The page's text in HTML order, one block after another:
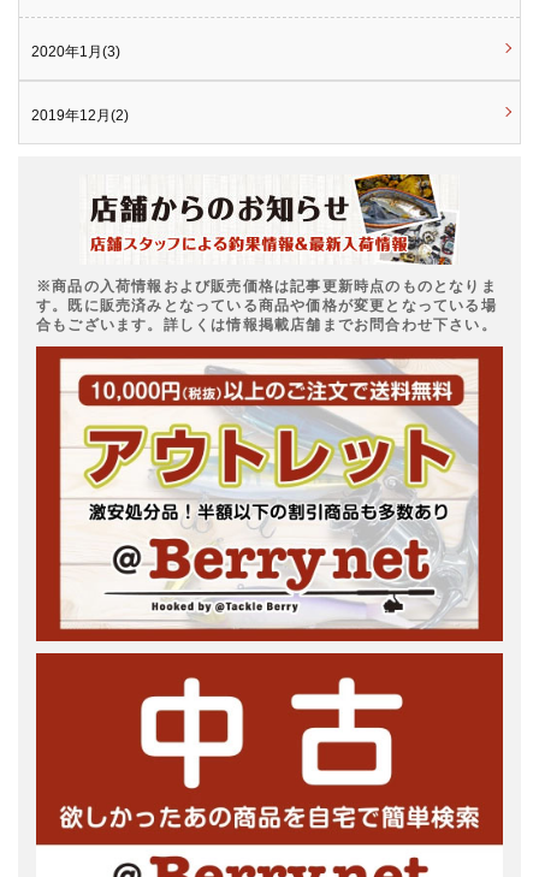
2020年1月(3)
2019年12月(2)
※商品の入荷情報および販売価格は記事更新時点のものとなりま
す。既に販売済みとなっている商品や価格が変更となっている場
合もございます。詳しくは情報掲載店舗までお問合わせ下さい。